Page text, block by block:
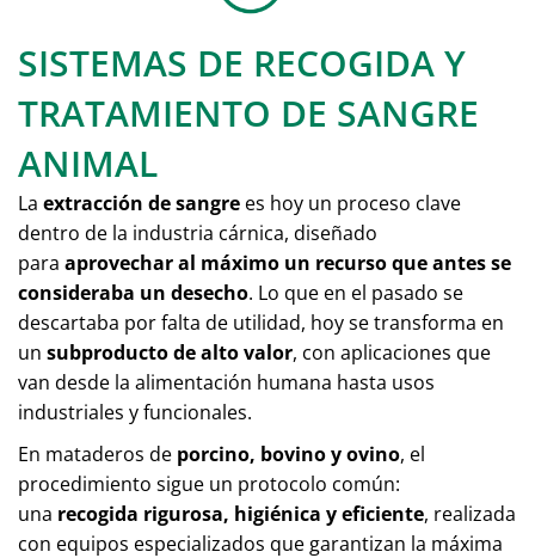
SISTEMAS DE RECOGIDA Y
TRATAMIENTO DE SANGRE
ANIMAL
La extracción de sangre es hoy un proceso clave
dentro de la industria cárnica, diseñado
para aprovechar al máximo un recurso que antes se
consideraba un desecho. Lo que en el pasado se
descartaba por falta de utilidad, hoy se transforma en
un subproducto de alto valor, con aplicaciones que
van desde la alimentación humana hasta usos
industriales y funcionales.
En mataderos de porcino, bovino y ovino, el
procedimiento sigue un protocolo común:
una recogida rigurosa, higiénica y eficiente, realizada
con equipos especializados que garantizan la máxima